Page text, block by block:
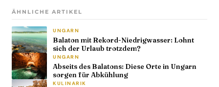
ÄHNLICHE ARTIKEL
UNGARN
Balaton mit Rekord-Niedrigwasser: Lohnt
sich der Urlaub trotzdem?
UNGARN
Abseits des Balatons: Diese Orte in Ungarn
sorgen für Abkühlung
KULINARIK